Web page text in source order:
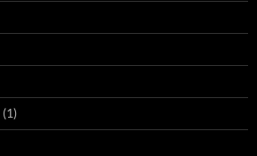
(1)